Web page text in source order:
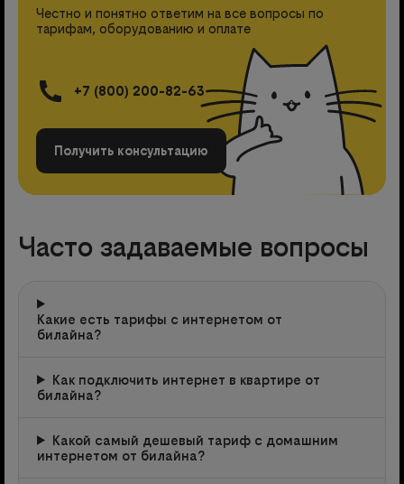
Честно и понятно ответим на все вопросы по
тарифам, оборудованию и оплате
+7 (800) 200-82-63
Получить консультацию
Часто задаваемые вопросы
Какие есть тарифы с интернетом от
билайна?
Как подключить интернет в квартире от
билайна?
Какой самый дешевый тариф с домашним
интернетом от билайна?